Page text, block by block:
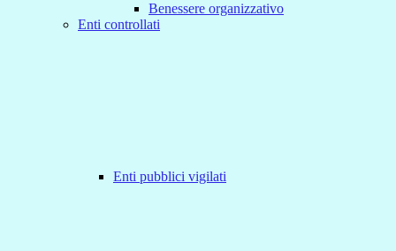
Benessere organizzativo
Enti controllati
Enti pubblici vigilati